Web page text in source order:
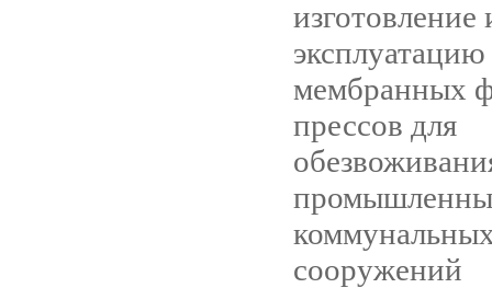
изготовление
мембранных
прессов для
сооружений